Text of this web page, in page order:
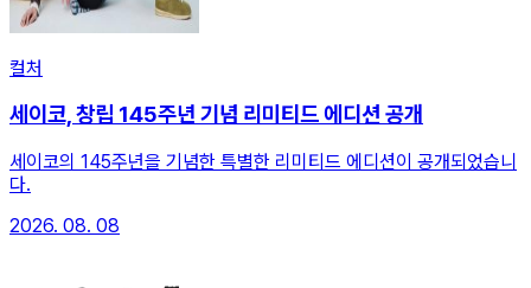
컬처
세이코, 창립 145주년 기념 리미티드 에디션 공개
세이코의 145주년을 기념한 특별한 리미티드 에디션이 공개되었습니
다.
2026. 08. 08